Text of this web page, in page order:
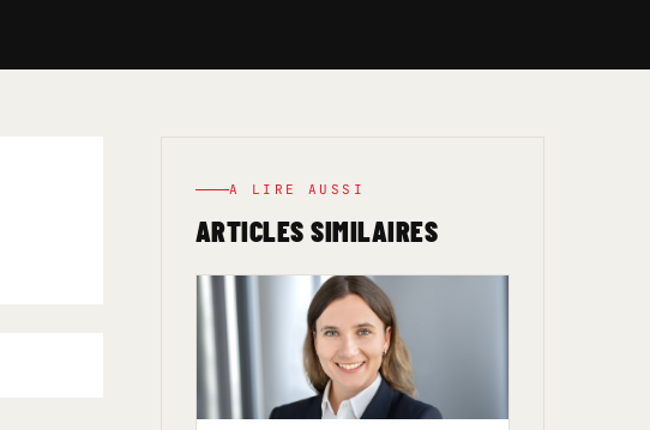
A LIRE AUSSI
ARTICLES SIMILAIRES